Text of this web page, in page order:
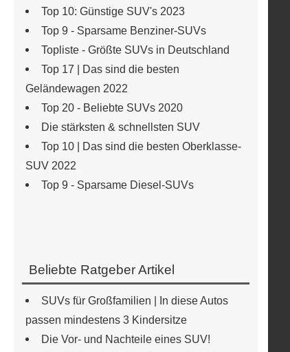
Top 10: Günstige SUV's 2023
Top 9 - Sparsame Benziner-SUVs
Topliste - Größte SUVs in Deutschland
Top 17 | Das sind die besten
Geländewagen 2022
Top 20 - Beliebte SUVs 2020
Die stärksten & schnellsten SUV
Top 10 | Das sind die besten Oberklasse-
SUV 2022
Top 9 - Sparsame Diesel-SUVs
Beliebte Ratgeber Artikel
SUVs für Großfamilien | In diese Autos
passen mindestens 3 Kindersitze
Die Vor- und Nachteile eines SUV!